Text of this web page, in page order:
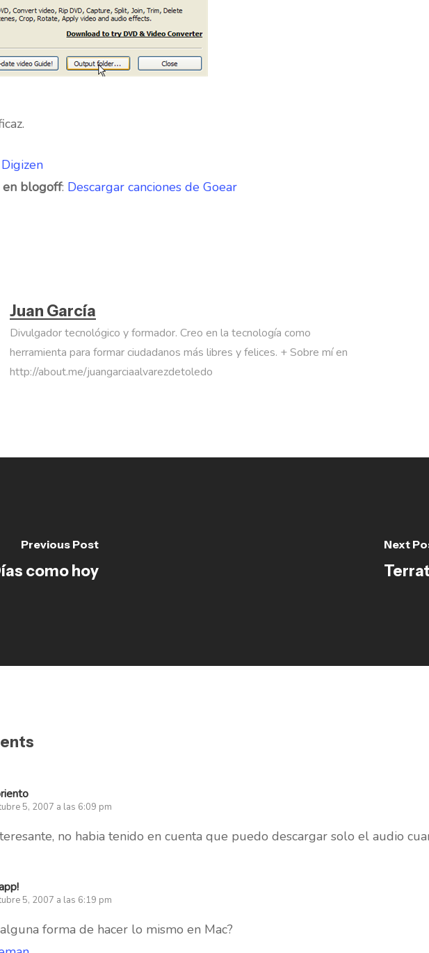
Digizen
en blogoff: Descargar canciones de Goear
Juan García
Divulgador tecnológico y formador. Creo en la tecnología como
herramienta para formar ciudadanos más libres y felices. + Sobre mí en
http://about.me/juangarciaalvarezdetoledo
Previous Post
como hoy
Next
5, 2007 a las 6:09 pm
no habia tenido en cuenta que puedo descargar solo el audio
5, 2007 a las 6:19 pm
forma de hacer lo mismo en Mac?